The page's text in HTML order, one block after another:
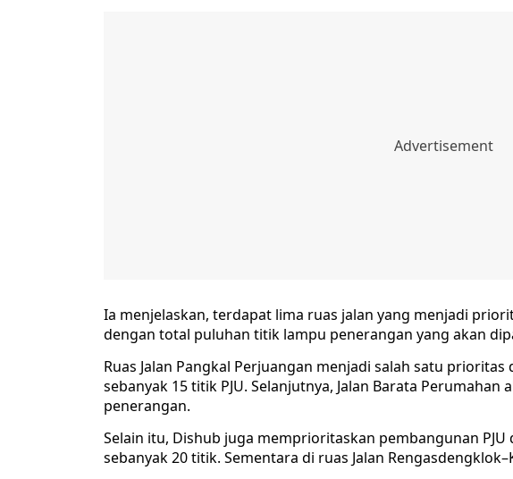
Ia menjelaskan, terdapat lima ruas jalan yang menjadi
dengan total puluhan titik lampu penerangan yang akan
Ruas Jalan Pangkal Perjuangan menjadi salah satu
sebanyak 15 titik PJU. Selanjutnya, Jalan Barata
penerangan.
Selain itu, Dishub juga memprioritaskan pembangunan PJU
sebanyak 20 titik. Sementara di ruas Jalan